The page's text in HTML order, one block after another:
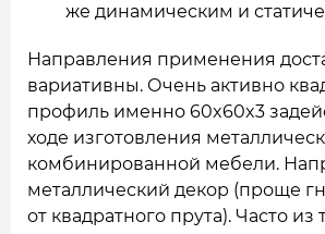
же динамическим и
Направления применения
вариативны. Очень активно
профиль именно 60x60x3
ходе изготовления
комбинированной мебели.
металлический декор (проще
от квадратного прута). Часто из